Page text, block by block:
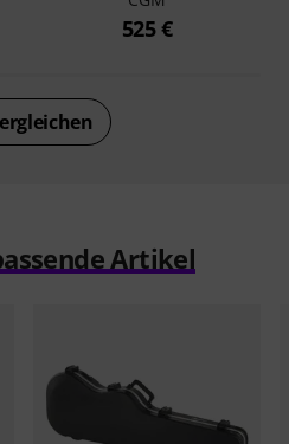
525 €
Artikel